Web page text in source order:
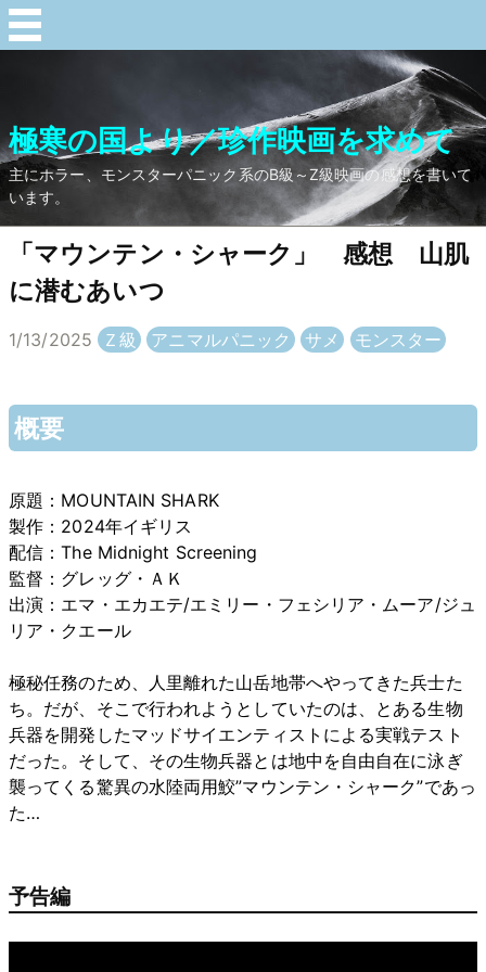
極寒の国より／珍作映画を求めて
主にホラー、モンスターパニック系のB級～Z級映画の感想を書いて
います。
「マウンテン・シャーク」 感想 山肌
に潜むあいつ
1/13/2025 Ｚ級 アニマルパニック サメ モンスター
概要
原題：MOUNTAIN SHARK
製作：2024年イギリス
配信：The Midnight Screening
監督：グレッグ・ＡＫ
出演：エマ・エカエテ/エミリー・フェシリア・ムーア/ジュ
リア・クエール
極秘任務のため、人里離れた山岳地帯へやってきた兵士た
ち。だが、そこで行われようとしていたのは、とある生物
兵器を開発したマッドサイエンティストによる実戦テスト
だった。そして、その生物兵器とは地中を自由自在に泳ぎ
襲ってくる驚異の水陸両用鮫”マウンテン・シャーク”であっ
た…
予告編